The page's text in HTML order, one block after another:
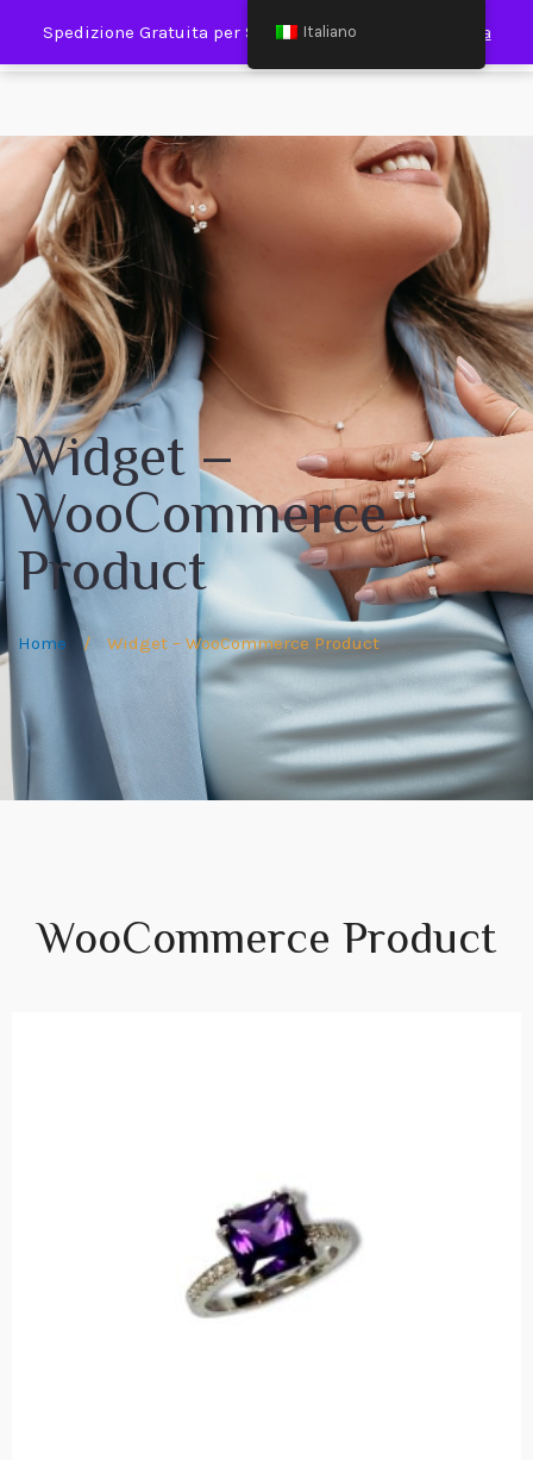
Spedizione Gratuita per Spesa Minima €120,00 Ignora
Widget –
WooCommerce
Product
Home / Widget – WooCommerce Product
WooCommerce Product
Italiano